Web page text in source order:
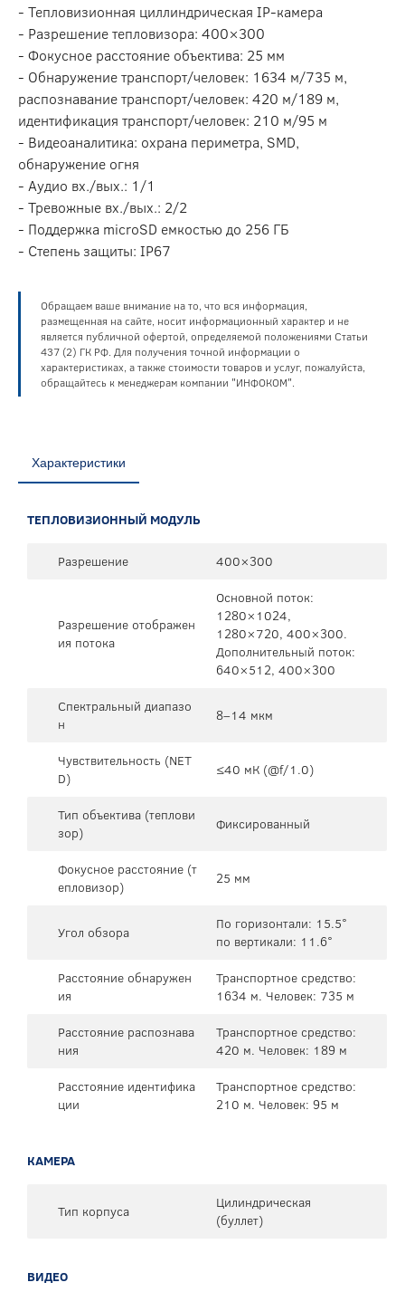
- Тепловизионная циллиндрическая IP-камера
- Разрешение тепловизора: 400×300
- Фокусное расстояние объектива: 25 мм
- Обнаружение транспорт/человек: 1634 м/735 м,
распознавание транспорт/человек: 420 м/189 м,
идентификация транспорт/человек: 210 м/95 м
- Видеоаналитика: охрана периметра, SMD,
обнаружение огня
- Аудио вх./вых.: 1/1
- Тревожные вх./вых.: 2/2
- Поддержка microSD емкостью до 256 ГБ
- Степень защиты: IP67
Обращаем ваше внимание на то, что вся информация,
размещенная на сайте, носит информационный характер и не
является публичной офертой, определяемой положениями Статьи
437 (2) ГК РФ. Для получения точной информации о
характеристиках, а также стоимости товаров и услуг, пожалуйста,
обращайтесь к менеджерам компании "ИНФОКОМ".
Характеристики
ТЕПЛОВИЗИОННЫЙ МОДУЛЬ
Разрешение 400×300
Разрешение отображен
ия потока
Основной поток:
1280×1024,
1280×720, 400×300.
Дополнительный поток:
640×512, 400×300
Спектральный диапазо
н
8–14 мкм
Чувствительность (NET
D)
≤40 мК (@f/1.0)
Тип объектива (теплови
зор)
Фиксированный
Фокусное расстояние (т
епловизор)
25 мм
Угол обзора
По горизонтали: 15.5°
по вертикали: 11.6°
Расстояние обнаружен
ия
Транспортное средство:
1634 м. Человек: 735 м
Расстояние распознава
ния
Транспортное средство:
420 м. Человек: 189 м
Расстояние идентифика
ции
Транспортное средство:
210 м. Человек: 95 м
КАМЕРА
Тип корпуса
Цилиндрическая
(буллет)
ВИДЕО